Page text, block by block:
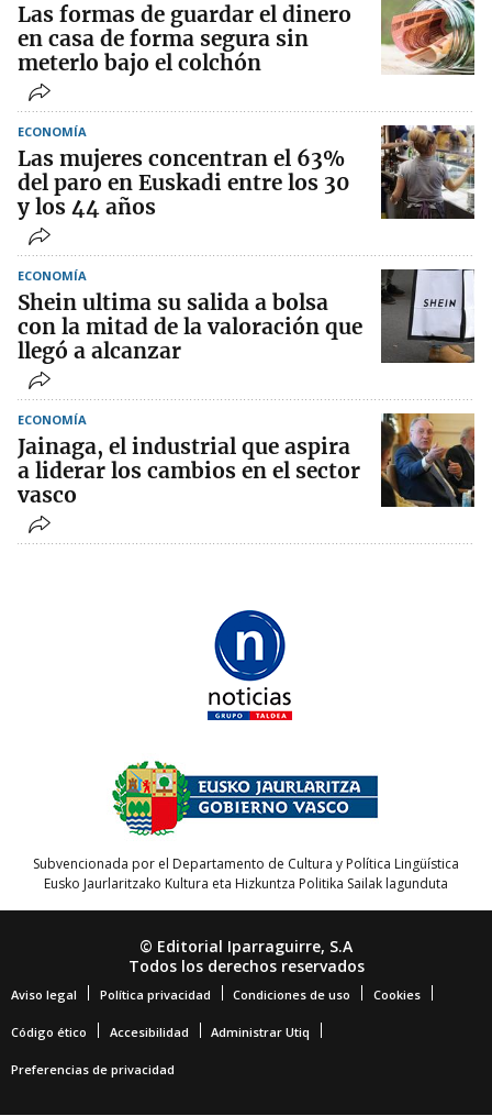
Las formas de guardar el dinero
en casa de forma segura sin
meterlo bajo el colchón
ECONOMÍA
Las mujeres concentran el 63%
del paro en Euskadi entre los 30
y los 44 años
ECONOMÍA
Shein ultima su salida a bolsa
con la mitad de la valoración que
llegó a alcanzar
ECONOMÍA
Jainaga, el industrial que aspira
a liderar los cambios en el sector
vasco
Subvencionada por el Departamento de Cultura y Política Lingüística
Eusko Jaurlaritzako Kultura eta Hizkuntza Politika Sailak lagunduta
© Editorial Iparraguirre, S.A
Todos los derechos reservados
Aviso legal Política privacidad Condiciones de uso Cookies
Código ético Accesibilidad Administrar Utiq
Preferencias de privacidad